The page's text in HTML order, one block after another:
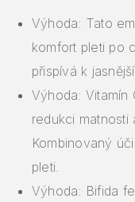
Výhoda: Tato
komfort pleti po
přispívá k
Výhoda:
redukci matnosti
Kombinovaný
pleti.
Výhoda: Bifida